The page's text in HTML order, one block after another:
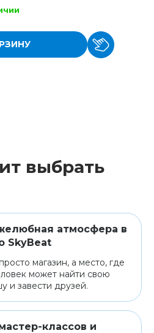
выбрать
атмосфера в
SkyBeat
магазин, а место, где
может найти свою
и завести друзей.
классов и